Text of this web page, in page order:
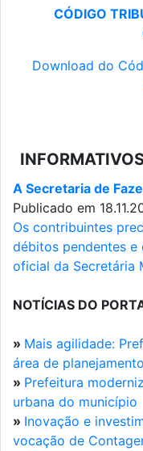
CÓDIGO
Download do
A Secretaria de
Publicado em
Os contribuintes
débitos pendentes
oficial da Secretária
NOTÍCIAS DO
» Mais agilidade:
área de
» Prefeitura
urbana do município
» Inovação e
vocação de